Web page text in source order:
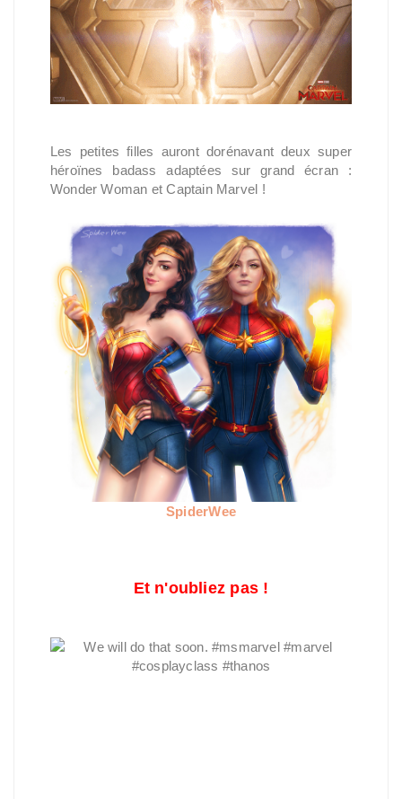
Les petites filles auront dorénavant deux super
héroïnes badass adaptées sur grand écran :
Wonder Woman et Captain Marvel !
SpiderWee
Et n'oubliez pas !